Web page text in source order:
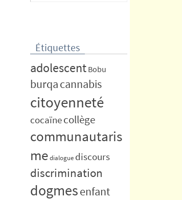
Étiquettes
adolescent Bobu
burqacannabis
citoyenneté
cocaïnecollège
communautaris
medialogue discours
discrimination
dogmesenfant